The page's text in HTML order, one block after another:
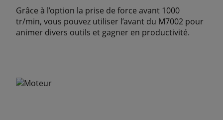
Grâce à l’option la prise de force avant 1000
tr/min, vous pouvez utiliser l’avant du M7002 pour
animer divers outils et gagner en productivité.